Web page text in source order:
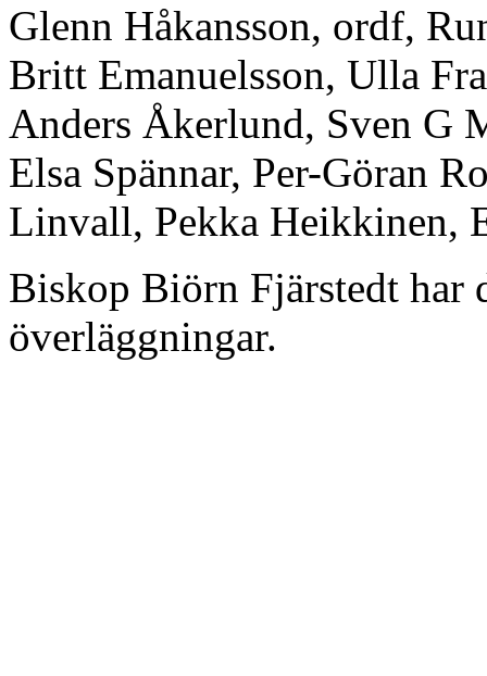
Glenn Håkansson, ordf,
Britt Emanuelsson, Ulla
Anders Åkerlund, Sven G
Elsa Spännar, Per-Göran
Linvall, Pekka Heikkinen,
Biskop Biörn Fjärstedt har
överläggningar.